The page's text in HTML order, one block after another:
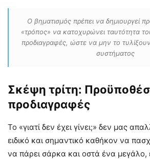
Ο βηματισμός πρέπει να δημιουργεί
«τρόπος» να κατοχυρώνει ταυτότητα
προδιαγραφές, ώστε να μην το
συστήματος
Σκέψη τρίτη:
προδιαγραφές
Το «γιατί δεν έχει γίνει;» δεν μας
ειδικό και σημαντικό καθήκον να
να πάρει σάρκα και οστά ένα μεγάλο,